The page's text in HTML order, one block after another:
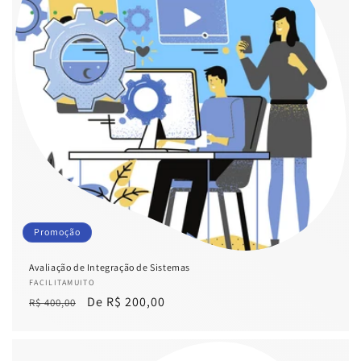
Promoção
Avaliação de Integração de Sistemas
Fornecedor:
FACILITAMUITO
Preço
R$ 400,00
Preço
De R$ 200,00